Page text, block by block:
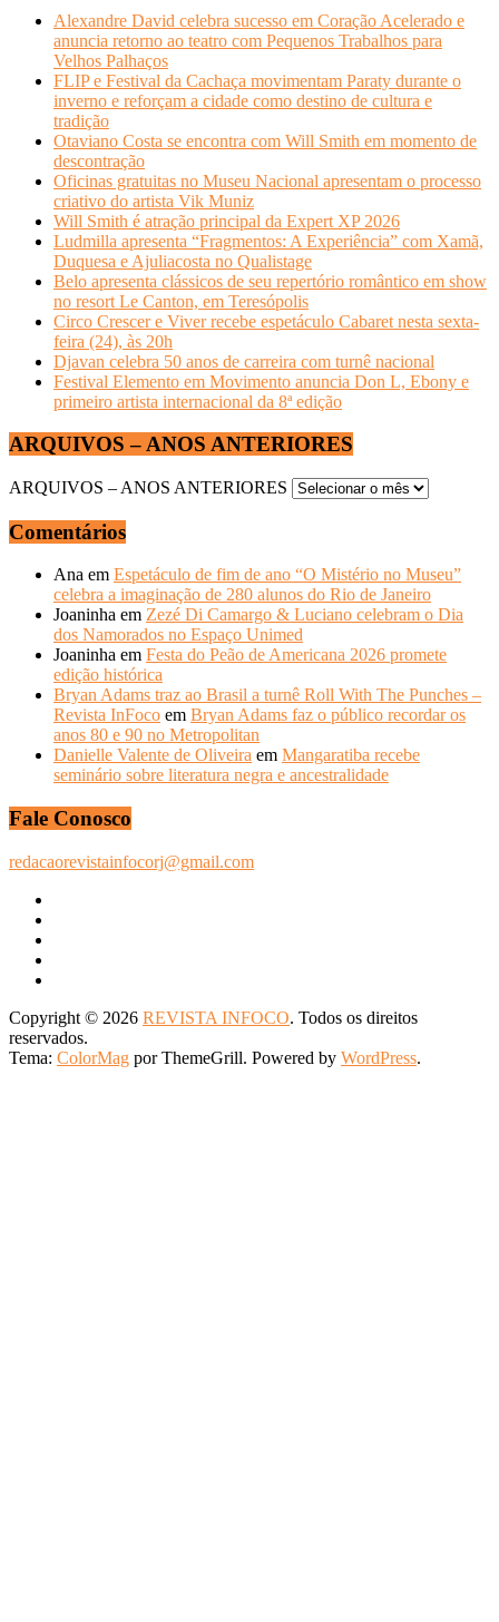
Alexandre David celebra sucesso em Coração Acelerado e
anuncia retorno ao teatro com Pequenos Trabalhos para
Velhos Palhaços
FLIP e Festival da Cachaça movimentam Paraty durante o
inverno e reforçam a cidade como destino de cultura e
tradição
Otaviano Costa se encontra com Will Smith em momento de
descontração
Oficinas gratuitas no Museu Nacional apresentam o processo
criativo do artista Vik Muniz
Will Smith é atração principal da Expert XP 2026
Ludmilla apresenta “Fragmentos: A Experiência” com Xamã,
Duquesa e Ajuliacosta no Qualistage
Belo apresenta clássicos de seu repertório romântico em show
no resort Le Canton, em Teresópolis
Circo Crescer e Viver recebe espetáculo Cabaret nesta sexta-
feira (24), às 20h
Djavan celebra 50 anos de carreira com turnê nacional
Festival Elemento em Movimento anuncia Don L, Ebony e
primeiro artista internacional da 8ª edição
ARQUIVOS – ANOS ANTERIORES
ARQUIVOS – ANOS ANTERIORES
Comentários
Ana em Espetáculo de fim de ano “O Mistério no Museu”
celebra a imaginação de 280 alunos do Rio de Janeiro
Joaninha em Zezé Di Camargo & Luciano celebram o Dia
dos Namorados no Espaço Unimed
Joaninha em Festa do Peão de Americana 2026 promete
edição histórica
Bryan Adams traz ao Brasil a turnê Roll With The Punches –
Revista InFoco em Bryan Adams faz o público recordar os
anos 80 e 90 no Metropolitan
Danielle Valente de Oliveira em Mangaratiba recebe
seminário sobre literatura negra e ancestralidade
Fale Conosco
redacaorevistainfocorj@gmail.com
Copyright © 2026 REVISTA INFOCO. Todos os direitos
reservados.
Tema: ColorMag por ThemeGrill. Powered by WordPress.